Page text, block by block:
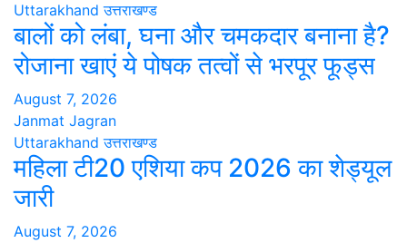
Uttarakhand उत्तराखण्ड
बालों को लंबा, घना और चमकदार बनाना है?
रोजाना खाएं ये पोषक तत्वों से भरपूर फूड्स
August 7, 2026
Janmat Jagran
Uttarakhand उत्तराखण्ड
महिला टी20 एशिया कप 2026 का शेड्यूल
जारी
August 7, 2026